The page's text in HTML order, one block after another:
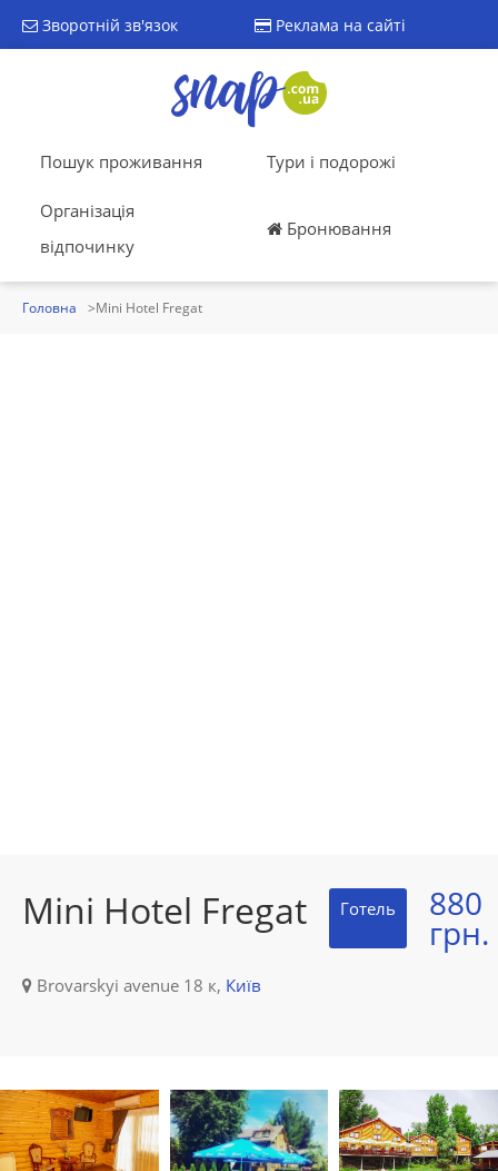
Зворотній зв'язок Реклама на сайті
Пошук проживання Тури і подорожі
Організація
відпочинку
Бронювання
Головна Mini Hotel Fregat
Mini Hotel Fregat Готель 880
грн.
Brovarskyi avenue 18 к, Київ